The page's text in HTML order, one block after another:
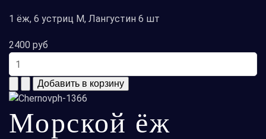
1 ёж, 6 устриц М, Лангустин 6 шт
2400 руб
Морской ёж